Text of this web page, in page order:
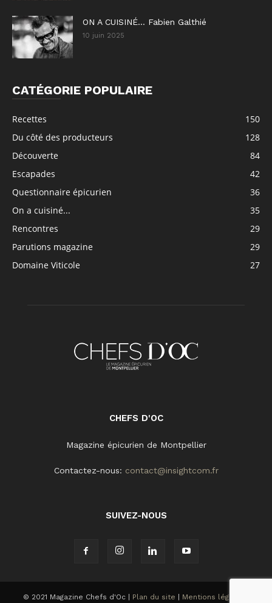
ON A CUISINÉ… Fabien Galthié
10 juin 2025
CATÉGORIE POPULAIRE
Recettes
150
Du côté des producteurs
128
Découverte
84
Escapades
42
Questionnaire épicurien
36
On a cuisiné...
35
Rencontres
29
Parutions magazine
29
Domaine Viticole
27
CHEFS D'OC
Magazine épicurien de Montpellier
Contactez-nous: contact@insightcom.fr
SUIVEZ-NOUS
© 2021 Magazine Chefs d'Oc | Plan du site Mentions légales